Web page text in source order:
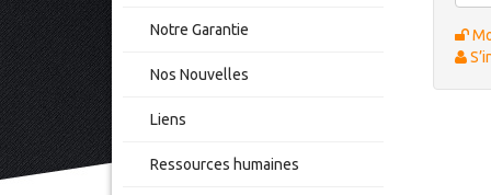
Notre Garantie
Nos Nouvelles
Liens
Ressources humaines